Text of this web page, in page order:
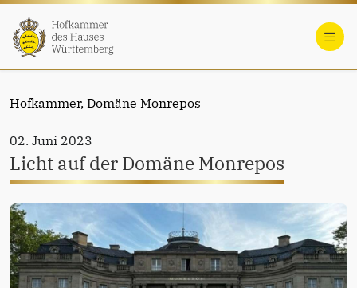
Hofkammer, Domäne Monrepos
02. Juni 2023
Licht auf der Domäne Monrepos